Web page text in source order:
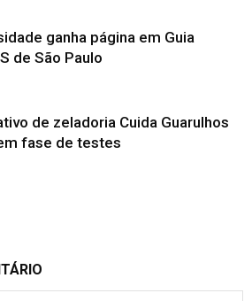
ganha página em Guia
de São Paulo
de zeladoria Cuida Guarulhos
fase de testes